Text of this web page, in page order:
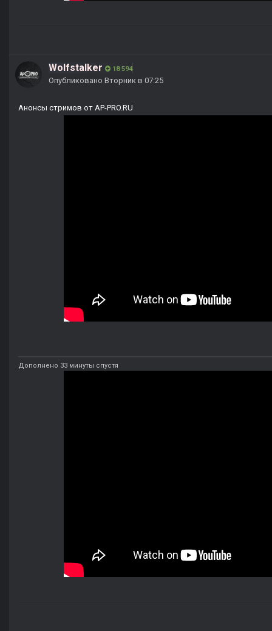
Wolfstalker 18 594
Опубликовано Вторник в 07:25
Анонсы стримов от AP-PRO.RU
Дополнено 33 минуты спустя